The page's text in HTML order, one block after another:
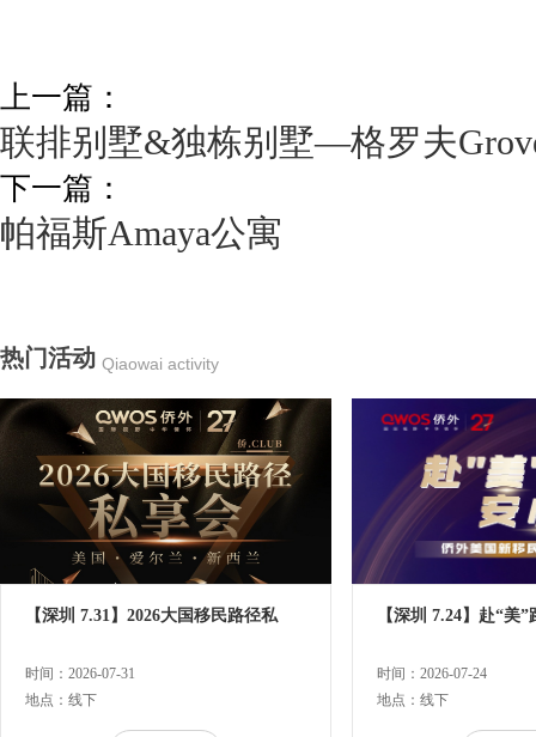
上一篇：
联排别墅&独栋别墅—格罗夫
下一篇：
帕福斯Amaya公寓
热门活动 Qiaowai activity
【深圳 7.31】2026大国移民路径私
时间：2026-07-31
地点：线下
【深圳 7.24】赴“美
时间：2026-07-24
地点：线下